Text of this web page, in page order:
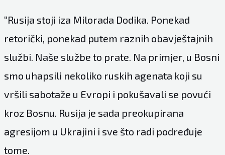
“Rusija stoji iza Milorada Dodika. Ponekad
retorički, ponekad putem raznih obavještajnih
službi. Naše službe to prate. Na primjer, u Bosni
smo uhapsili nekoliko ruskih agenata koji su
vršili sabotaže u Evropi i pokušavali se povući
kroz Bosnu. Rusija je sada preokupirana
agresijom u Ukrajini i sve što radi podređuje
tome.